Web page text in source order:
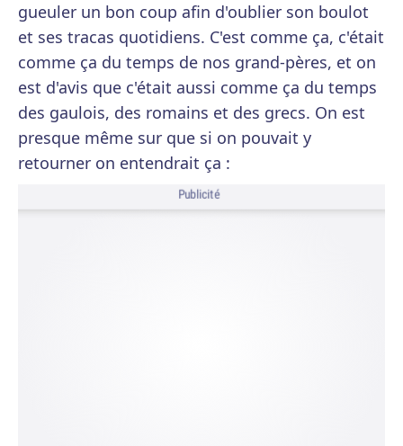
gueuler un bon coup afin d'oublier son boulot
et ses tracas quotidiens. C'est comme ça, c'était
comme ça du temps de nos grand-pères, et on
est d'avis que c'était aussi comme ça du temps
des gaulois, des romains et des grecs. On est
presque même sur que si on pouvait y
retourner on entendrait ça :
Publicité